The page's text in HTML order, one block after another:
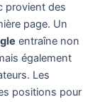
provient des
page. Un
entraîne non
également
Les
positions pour